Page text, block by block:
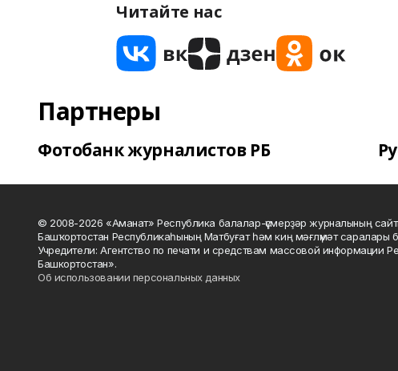
Читайте нас
Партнеры
Фотобанк журналистов РБ
© 2008-2026 «Аманат» Республика балалар-үҫмерҙәр журналының
Башҡортостан Республикаһының Матбуғат һәм киң мәғлүмәт
Учредители: Агентство по печати и средствам массовой информации
Башкортостан».
Об использовании персональных данных